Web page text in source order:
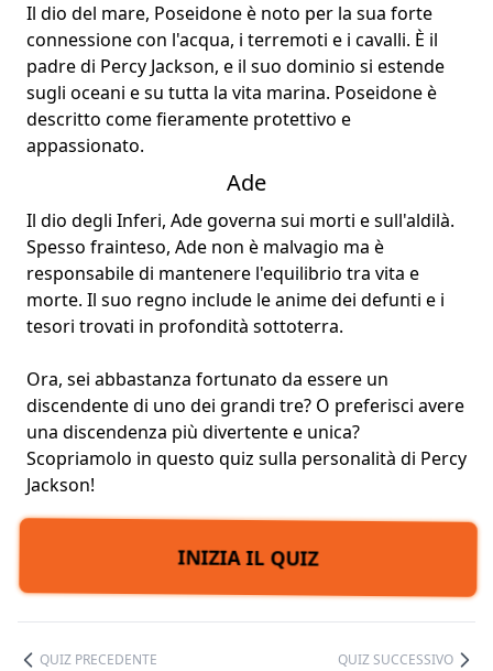
Il dio del mare, Poseidone è noto per la sua forte
connessione con l'acqua, i terremoti e i cavalli. È il
padre di Percy Jackson, e il suo dominio si estende
sugli oceani e su tutta la vita marina. Poseidone è
descritto come fieramente protettivo e
appassionato.
Ade
Il dio degli Inferi, Ade governa sui morti e sull'aldilà.
Spesso frainteso, Ade non è malvagio ma è
responsabile di mantenere l'equilibrio tra vita e
morte. Il suo regno include le anime dei defunti e i
tesori trovati in profondità sottoterra.
Ora, sei abbastanza fortunato da essere un
discendente di uno dei grandi tre? O preferisci avere
una discendenza più divertente e unica?
Scopriamolo in questo quiz sulla personalità di Percy
Jackson!
INIZIA IL QUIZ
QUIZ PRECEDENTE QUIZ SUCCESSIVO